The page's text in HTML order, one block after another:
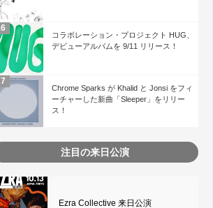
コラボレーション・プロジェクト HUG、
デビューアルバムを 9/11 リリース！
Chrome Sparks が Khalid と Jonsi をフィ
ーチャーした新曲「Sleeper」をリリー
ス！
注目の来日公演
Ezra Collective 来日公演